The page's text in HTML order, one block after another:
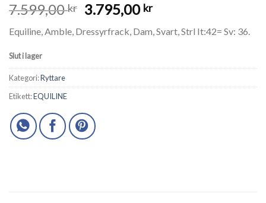
7.599,00kr 3.795,00 kr
Equiline, Amble, Dressyrfrack, Dam, Svart, Strl It:42= Sv: 36.
Slut i lager
Kategori:Ryttare
Etikett:EQUILINE